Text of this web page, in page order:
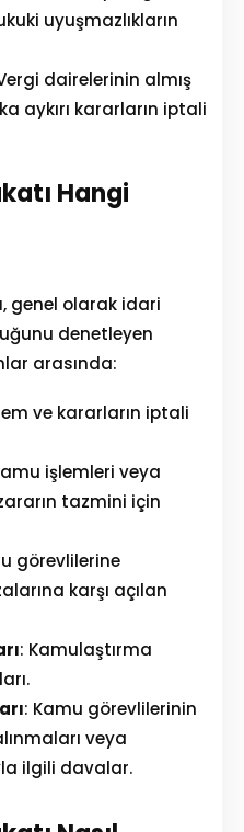
uyuşmazlıkların
dairelerinin almış
aykırı kararların iptali
Hangi
, genel olarak idari
denetleyen
arasında:
ve kararların iptali
işlemleri veya
tazmini için
görevlilerine
karşı açılan
: Kamulaştırma
: Kamu görevlilerinin
veya
ilgili davalar.